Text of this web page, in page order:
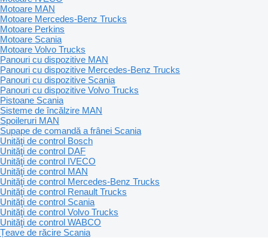
Motoare MAN
Motoare Mercedes-Benz Trucks
Motoare Perkins
Motoare Scania
Motoare Volvo Trucks
Panouri cu dispozitive MAN
Panouri cu dispozitive Mercedes-Benz Trucks
Panouri cu dispozitive Scania
Panouri cu dispozitive Volvo Trucks
Pistoane Scania
Sisteme de încălzire MAN
Spoileruri MAN
Supape de comandă a frânei Scania
Unităţi de control Bosch
Unităţi de control DAF
Unităţi de control IVECO
Unităţi de control MAN
Unităţi de control Mercedes-Benz Trucks
Unităţi de control Renault Trucks
Unităţi de control Scania
Unităţi de control Volvo Trucks
Unităţi de control WABCO
Țeave de răcire Scania